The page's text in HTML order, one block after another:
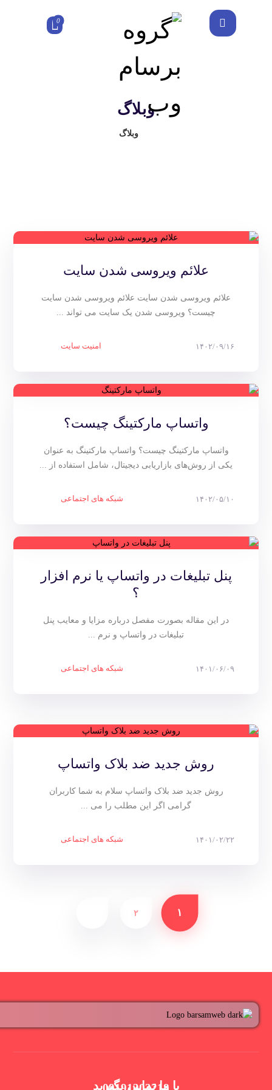
وبلاگ
وبلاگ
علائم ویروسی شدن سایت
امنیت سایت ۱۴۰۲/۰۹/۱۶
علائم ویروسی شدن سایت علائم ویروسی شدن سایت
چیست؟ ویروسی شدن یک سایت می تواند ...
واتساپ مارکتینگ چیست؟
شبکه های اجتماعی ۱۴۰۲/۰۵/۱۰
واتساپ مارکتینگ چیست؟ واتساپ مارکتینگ به عنوان
یکی از روش‌های بازاریابی دیجیتال، شامل استفاده از ...
پنل تبلیغات در واتساپ یا نرم افزار
؟
شبکه های اجتماعی ۱۴۰۱/۰۶/۰۹
در این مقاله بصورت مفصل درباره مزایا و معایب پنل
تبلیغات در واتساپ و نرم ...
روش جدید ضد بلاک واتساپ
شبکه های اجتماعی ۱۴۰۱/۰۲/۲۲
روش جدید ضد بلاک واتساپ سلام به شما کاربران
گرامی اگر این مطلب را می ...
۱ ۲
با ما تماس بگیرید